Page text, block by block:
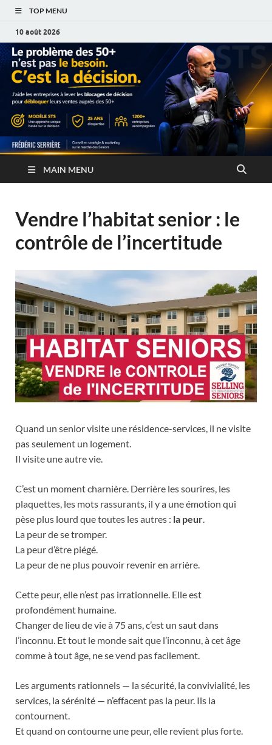
TOP MENU
10 août 2026
MAIN MENU
Vendre l’habitat senior : le
contrôle de l’incertitude
Quand un senior visite une résidence-services, il ne visite
pas seulement un logement.
Il visite une autre vie.
C’est un moment charnière. Derrière les sourires, les
plaquettes, les mots rassurants, il y a une émotion qui
pèse plus lourd que toutes les autres : la peur
La peur de se tromper.
La peur d’être piégé.
La peur de ne plus pouvoir revenir en arrière.
Cette peur, elle n’est pas irrationnelle. Elle est
profondément humaine.
Changer de lieu de vie à 75 ans, c’est un saut dans
l’inconnu. Et tout le monde sait que l’inconnu, à cet âge
comme à tout âge, ne se vend pas facilement.
Les arguments rationnels — la sécurité, la convivialité, les
services, la sérénité — n’effacent pas la peur. Ils la
contournent.
Et quand on contourne une peur, elle revient plus forte.